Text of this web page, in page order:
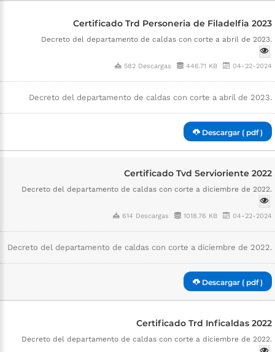
Certificado Trd Personeria de Filadelfia 2023
Decreto del departamento de caldas con corte a abril de 2023.
582 Descargas 446.71 KB 04-22-2024
Decreto del departamento de caldas con corte a abril de 2023.
Descargar ( pdf )
Certificado Tvd Servioriente 2022
Decreto del departamento de caldas con corte a diciembre de 2022.
614 Descargas 1018.76 KB 04-22-2024
Decreto del departamento de caldas con corte a diciembre de 2022.
Descargar ( pdf )
Certificado Trd Inficaldas 2022
Decreto del departamento de caldas con corte a diciembre de 2022.